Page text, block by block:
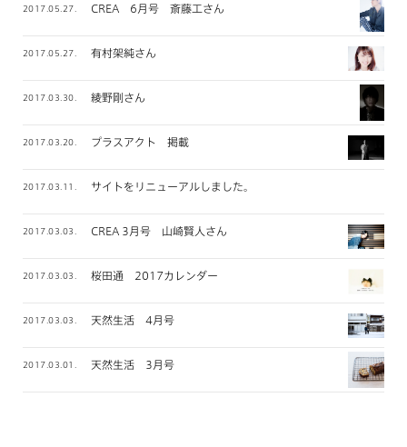
2017.05.27. CREA 6月号 斎藤工さん
2017.05.27. 有村架純さん
2017.03.30. 綾野剛さん
2017.03.20. プラスアクト 掲載
2017.03.11. サイトをリニューアルしました。
2017.03.03. CREA 3月号 山崎賢人さん
2017.03.03. 桜田通 2017カレンダー
2017.03.03. 天然生活 4月号
2017.03.01. 天然生活 3月号